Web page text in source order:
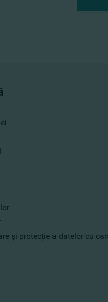
și protecție a datelor cu